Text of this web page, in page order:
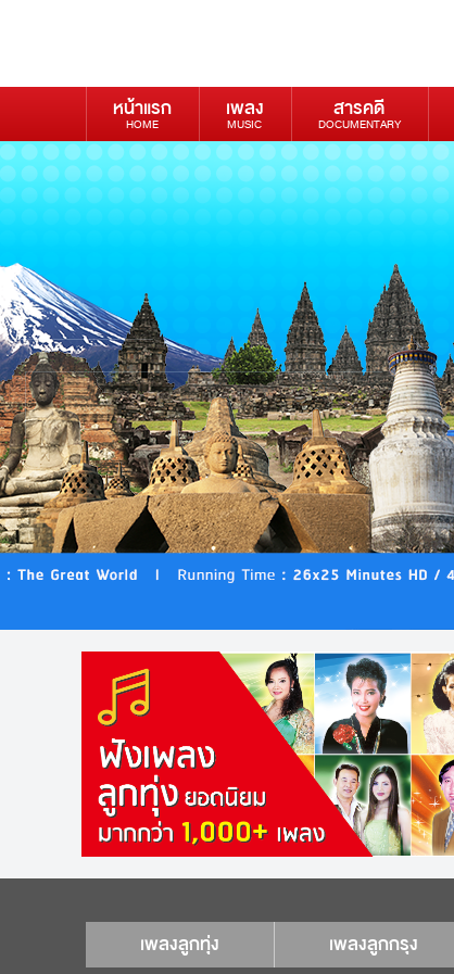
หน้าแรก
HOME
เพลง
MUSIC
สารคดี
DOCUMENTARY
เพลงลูกทุ่ง เพลงลูกกรุง